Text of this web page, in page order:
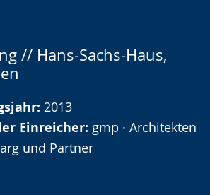
// Hans-Sachs-Haus,
2013
Einreicher: gmp · Architekten
und Partner